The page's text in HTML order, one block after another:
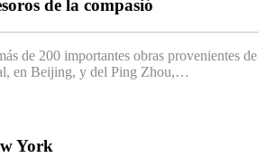
de la compasió
de 200 importantes obras provenientes de
en Beijing, y del Ping Zhou,…
York